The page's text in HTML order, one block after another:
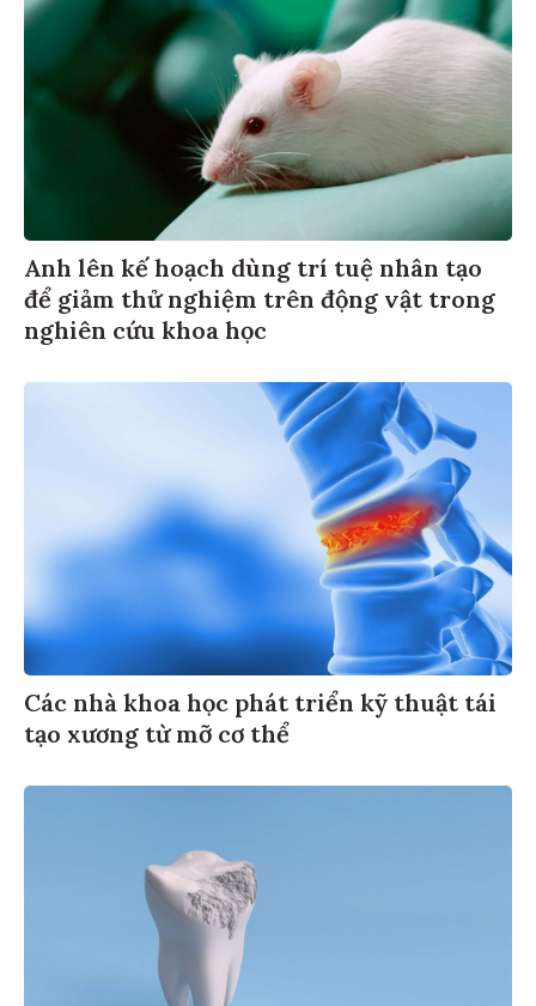
Anh lên kế hoạch dùng trí tuệ nhân tạo
để giảm thử nghiệm trên động vật trong
nghiên cứu khoa học
Các nhà khoa học phát triển kỹ thuật tái
tạo xương từ mỡ cơ thể